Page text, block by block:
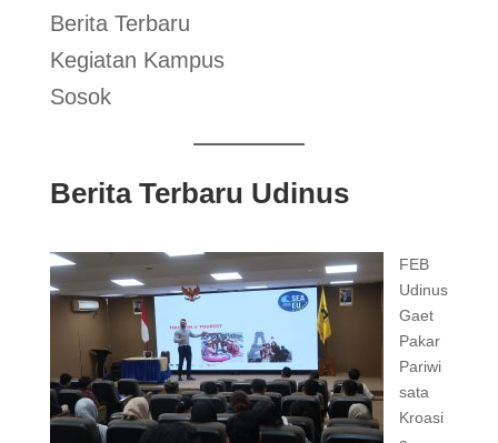
Berita Terbaru
Kegiatan Kampus
Sosok
Berita Terbaru Udinus
FEB
Udinus
Gaet
Pakar
Pariwi
sata
Kroasi